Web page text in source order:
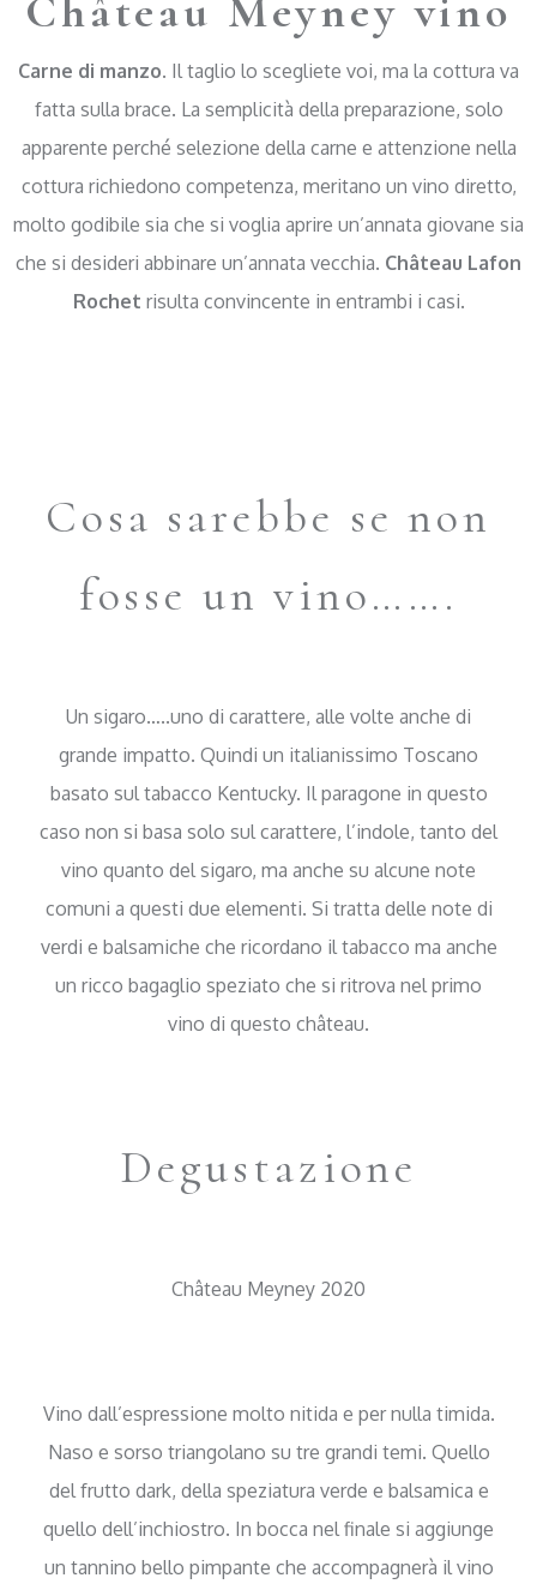
Château Meyney vino
Carne di manzo. Il taglio lo scegliete voi, ma la cottura va
fatta sulla brace. La semplicità della preparazione, solo
apparente perché selezione della carne e attenzione nella
cottura richiedono competenza, meritano un vino diretto,
molto godibile sia che si voglia aprire un’annata giovane sia
che si desideri abbinare un’annata vecchia. Château Lafon
Rochet risulta convincente in entrambi i casi.
Cosa sarebbe se non
fosse un vino…….
Un sigaro…..uno di carattere, alle volte anche di
grande impatto. Quindi un italianissimo Toscano
basato sul tabacco Kentucky. Il paragone in questo
caso non si basa solo sul carattere, l’indole, tanto del
vino quanto del sigaro, ma anche su alcune note
comuni a questi due elementi. Si tratta delle note di
verdi e balsamiche che ricordano il tabacco ma anche
un ricco bagaglio speziato che si ritrova nel primo
vino di questo château.
Degustazione
Château Meyney 2020
Vino dall’espressione molto nitida e per nulla timida.
Naso e sorso triangolano su tre grandi temi. Quello
del frutto dark, della speziatura verde e balsamica e
quello dell’inchiostro. In bocca nel finale si aggiunge
un tannino bello pimpante che accompagnerà il vino